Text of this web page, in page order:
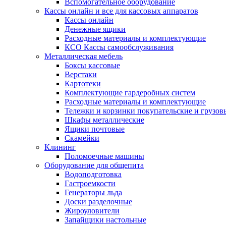
Вспомогательное оборудование
Кассы онлайн и все для кассовых аппаратов
Кассы онлайн
Денежные ящики
Расходные материалы и комплектующие
КСО Кассы самообслуживания
Металлическая мебель
Боксы кассовые
Верстаки
Картотеки
Комплектующие гардеробных систем
Расходные материалы и комплектующие
Тележки и корзинки покупательские и
Шкафы металлические
Ящики почтовые
Скамейки
Клининг
Поломоечные машины
Оборудование для общепита
Водоподготовка
Гастроемкости
Генераторы льда
Доски разделочные
Жироуловители
Запайщики настольные